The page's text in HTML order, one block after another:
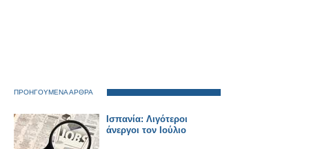
ΠΡΟΗΓΟΥΜΕΝΑ ΑΡΘΡΑ
Ισπανία: Λιγότεροι
άνεργοι τον Ιούλιο